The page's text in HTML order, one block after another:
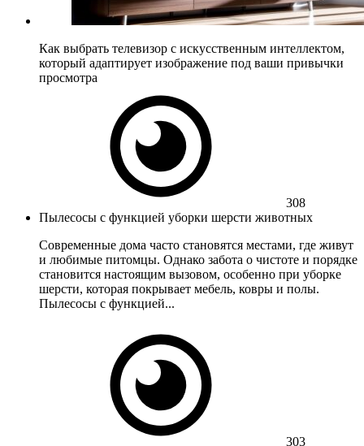
Как выбрать телевизор с искусственным интеллектом,
который адаптирует изображение под ваши привычки
просмотра
308
Пылесосы с функцией уборки шерсти животных
Современные дома часто становятся местами, где живут
и любимые питомцы. Однако забота о чистоте и порядке
становится настоящим вызовом, особенно при уборке
шерсти, которая покрывает мебель, ковры и полы.
Пылесосы с функцией...
303